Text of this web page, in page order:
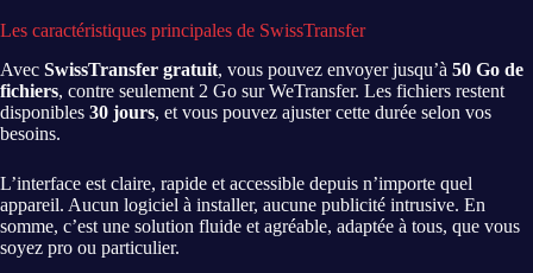
Les caractéristiques principales de SwissTransfer
Avec SwissTransfer gratuit, vous pouvez envoyer jusqu’à 50 Go de
fichiers, contre seulement 2 Go sur WeTransfer. Les fichiers restent
disponibles 30 jours, et vous pouvez ajuster cette durée selon vos
besoins.
L’interface est claire, rapide et accessible depuis n’importe quel
appareil. Aucun logiciel à installer, aucune publicité intrusive. En
somme, c’est une solution fluide et agréable, adaptée à tous, que vous
soyez pro ou particulier.